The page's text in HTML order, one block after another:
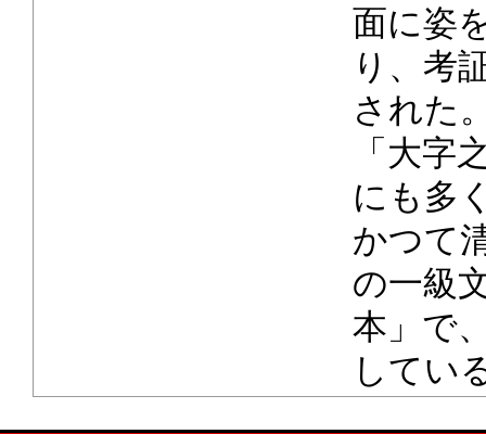
面に姿
り、考
された
「大字
にも多
かつて
の一級
本」で
してい